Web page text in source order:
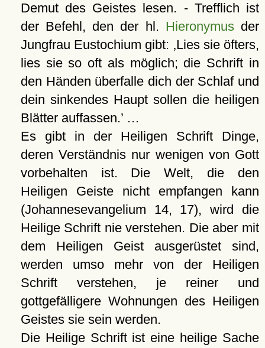
Demut des Geistes lesen. - Trefflich ist
der Befehl, den der hl. Hieronymusder
Jungfrau Eustochium gibt: Lies sie öfters,
lies sie so oft als möglich; die Schrift in
den Händen überfalle dich der Schlaf und
dein sinkendes Haupt sollen die heiligen
Blätter auffassen.…
Es gibt in der Heiligen Schrift Dinge,
deren Verständnis nur wenigen von Gott
vorbehalten ist. Die Welt, die den
Heiligen Geiste nicht empfangen kann
(Johannesevangelium 14, 17), wird die
Heilige Schrift nie verstehen. Die aber mit
dem Heiligen Geist ausgerüstet sind,
werden umso mehr von der Heiligen
Schrift verstehen, je reiner und
gottgefälligere Wohnungen des Heiligen
Geistes sie sein werden.
Die Heilige Schrift ist eine heilige Sache